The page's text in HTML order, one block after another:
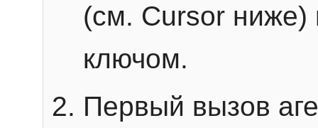
(см. Cursor ниже)
ключом.
Первый вызов